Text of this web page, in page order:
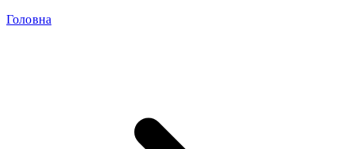
Головна